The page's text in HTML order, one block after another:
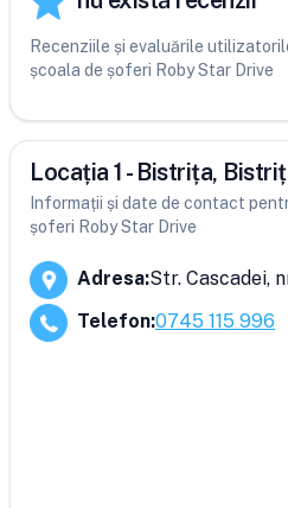
Recenziile și evaluările
școala de șoferi Roby Star Drive
Locația 1 - Bistrița,
Informații și date de contact
șoferi Roby Star Drive
Adresa:Str. Cascadei,
Telefon:0745 115 996